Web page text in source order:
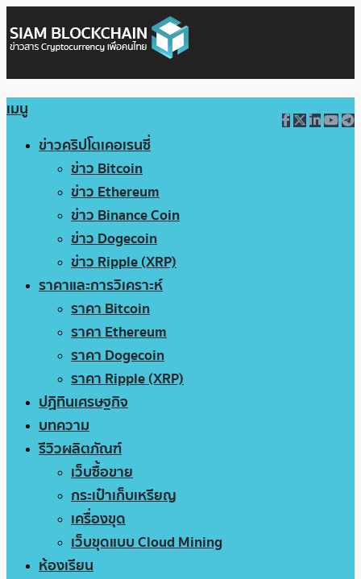
เมนู
ข่าวคริปโตเคอเรนซี่
ข่าว Bitcoin
ข่าว Ethereum
ข่าว Binance Coin
ข่าว Dogecoin
ข่าว Ripple (XRP)
ราคาและการวิเคราะห์
ราคา Bitcoin
ราคา Ethereum
ราคา Dogecoin
ราคา Ripple (XRP)
ปฏิทินเศรษฐกิจ
บทความ
รีวิวผลิตภัณฑ์
เว็บซื้อขาย
กระเป๋าเก็บเหรียญ
เครื่องขุด
เว็บขุดแบบ Cloud Mining
ห้องเรียน